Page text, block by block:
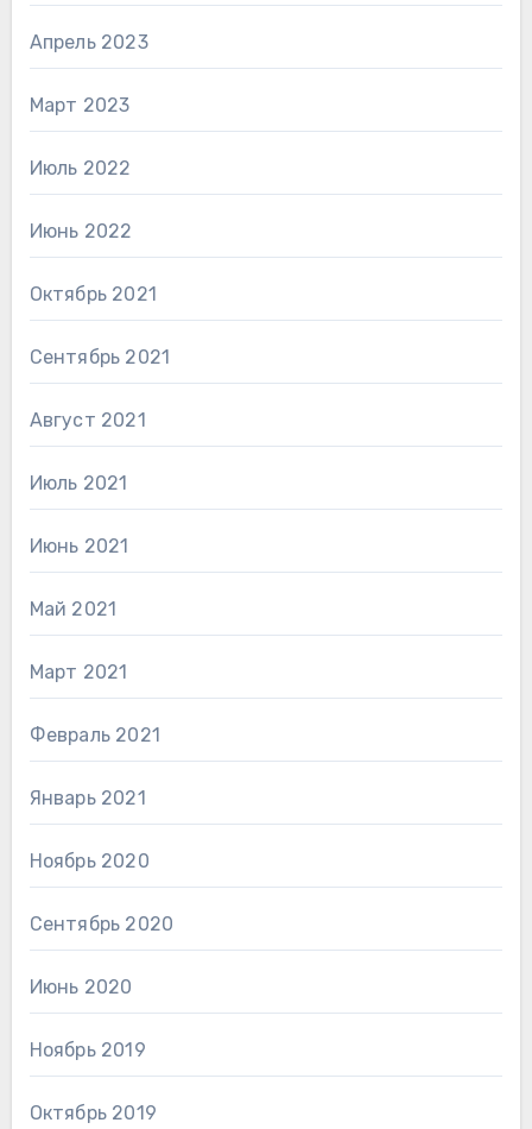
Апрель 2023
Март 2023
Июль 2022
Июнь 2022
Октябрь 2021
Сентябрь 2021
Август 2021
Июль 2021
Июнь 2021
Май 2021
Март 2021
Февраль 2021
Январь 2021
Ноябрь 2020
Сентябрь 2020
Июнь 2020
Ноябрь 2019
Октябрь 2019